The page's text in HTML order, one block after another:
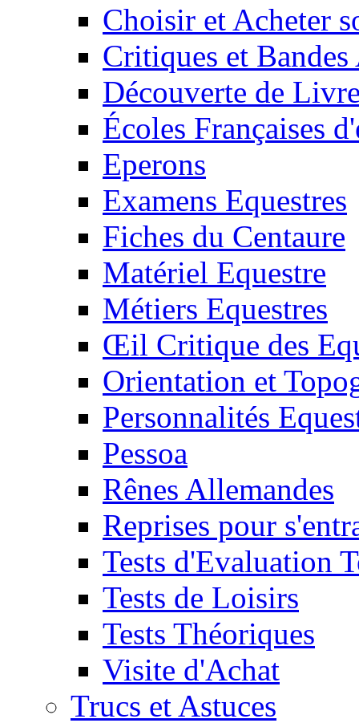
Choisir et Acheter
Critiques et
Découverte de
Écoles Françaises
Eperons
Examens Equestres
Fiches du Centaure
Matériel Equestre
Métiers Equestres
Œil Critique des
Orientation et
Personnalités
Pessoa
Rênes Allemandes
Reprises pour
Tests d'Evaluation
Tests de Loisirs
Tests Théoriques
Visite d'Achat
Trucs et Astuces